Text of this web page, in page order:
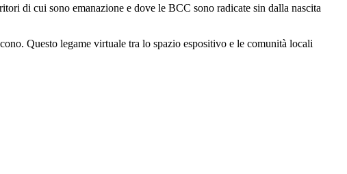
di cui sono emanazione e dove le BCC sono radicate sin dalla nascita
Questo legame virtuale tra lo spazio espositivo e le comunità locali